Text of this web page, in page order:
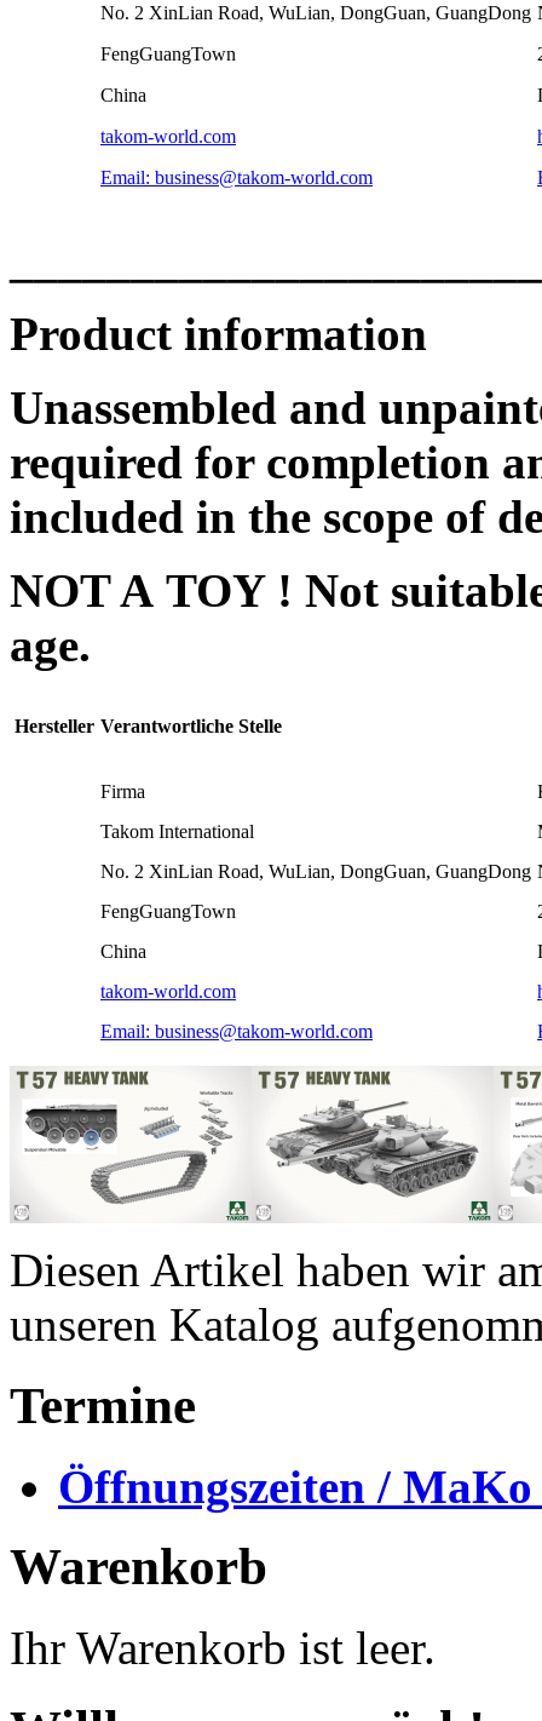
No. 2 XinLian Road, WuLian, DongGuan, GuangDong
FengGuangTown
China
takom-world.com
Email: business@takom-world.com
Product information
Unassembled and
required for completion
included in the scope of
NOT A TOY ! Not
age.
Hersteller Verantwortliche Stelle
Firma
Takom International
No. 2 XinLian Road, WuLian, DongGuan, GuangDong
FengGuangTown
China
takom-world.com
Email: business@takom-world.com
Diesen Artikel haben wir
unseren Katalog
Termine
Öffnungszeiten /
Warenkorb
Ihr Warenkorb ist leer.